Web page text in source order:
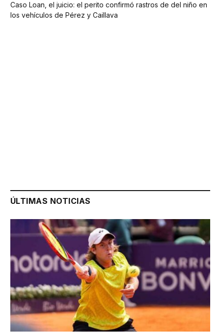
Caso Loan, el juicio: el perito confirmó rastros de del niño en
los vehículos de Pérez y Caillava
ÚLTIMAS NOTICIAS